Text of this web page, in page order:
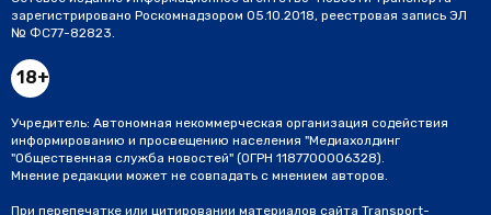
зарегистрировано Роскомнадзором 05.10.2018, реестровая запись ЭЛ
№ ФС77-82823.
18+
Учредитель: Автономная некоммерческая организация содействия
информированию и просвещению населения "Медиахолдинг
"Общественная служба новостей" (ОГРН 1187700006328).
Мнение редакции может не совпадать с мнением авторов.
При перепечатке или цитировании материалов сайта Transport-